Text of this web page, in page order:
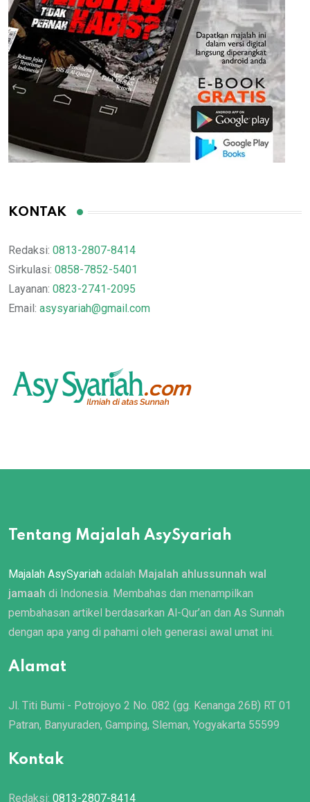
KONTAK
Redaksi: 0813-2807-8414
Sirkulasi: 0858-7852-5401
Layanan: 0823-2741-2095
Email: asysyariah@gmail.com
Tentang Majalah AsySyariah
Majalah AsySyariah adalah Majalah ahlussunnah wal
jamaah di Indonesia. Membahas dan menampilkan
pembahasan artikel berdasarkan Al-Qur’an dan As Sunnah
dengan apa yang di pahami oleh generasi awal umat ini.
Alamat
Jl. Titi Bumi - Potrojoyo 2 No. 082 (gg. Kenanga 26B) RT 01
Patran, Banyuraden, Gamping, Sleman, Yogyakarta 55599
Kontak
Redaksi: 0813-2807-8414